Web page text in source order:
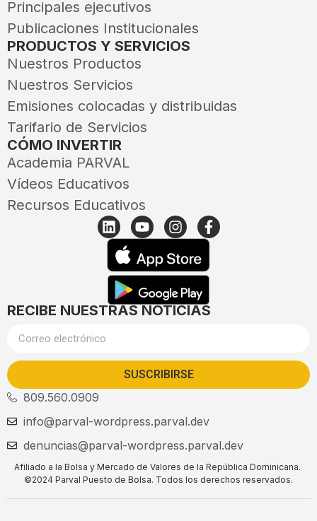
Principales ejecutivos
Publicaciones Institucionales
PRODUCTOS Y SERVICIOS
Nuestros Productos
Nuestros Servicios
Emisiones colocadas y distribuidas
Tarifario de Servicios
CÓMO INVERTIR
Academia PARVAL
Vídeos Educativos
Recursos Educativos
RECIBE NUESTRAS NOTICIAS
SUSCRIBIRSE
809.560.0909
info@parval-wordpress.parval.dev
denuncias@parval-wordpress.parval.dev
Afiliado a la Bolsa y Mercado de Valores de la República Dominicana.
©2024 Parval Puesto de Bolsa. Todos los derechos reservados.